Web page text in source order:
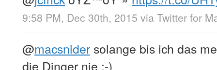
9:58 PM, Dec 30th, 2015 via Twitter for
@macsnider solange bis ich das
die Dinger nie ;-)